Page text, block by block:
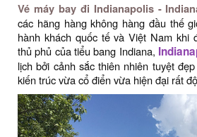
Vé máy bay đi Indianapolis -
các hãng hàng không hàng đầu thế
hành khách quốc tế và Việt Nam khi
thủ phủ của tiểu bang Indiana,
lịch bởi cảnh sắc thiên nhiên tuyệt
kiến trúc vừa cổ điển vừa hiện đại rất